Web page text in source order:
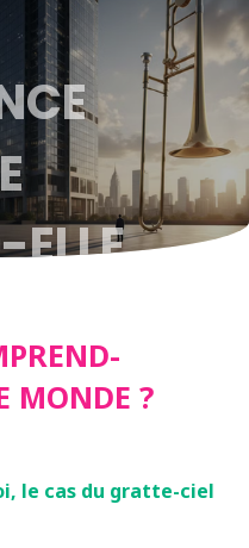
MONDE ?
le cas du gratte-ciel